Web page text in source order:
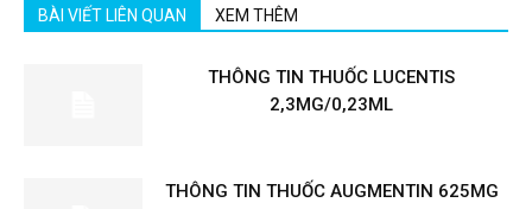
BÀI VIẾT LIÊN QUAN XEM THÊM
THÔNG TIN THUỐC LUCENTIS
2,3MG/0,23ML
THÔNG TIN THUỐC AUGMENTIN 625MG